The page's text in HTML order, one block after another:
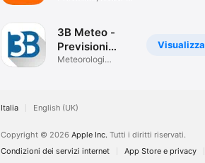
Visualizza
3B Meteo -
Previsioni
Meteo
Meteorologi
Italia English (UK)
Copyright © 2026 Apple Inc. Tutti i diritti riservati.
Condizioni dei servizi internet
App Store e privacy